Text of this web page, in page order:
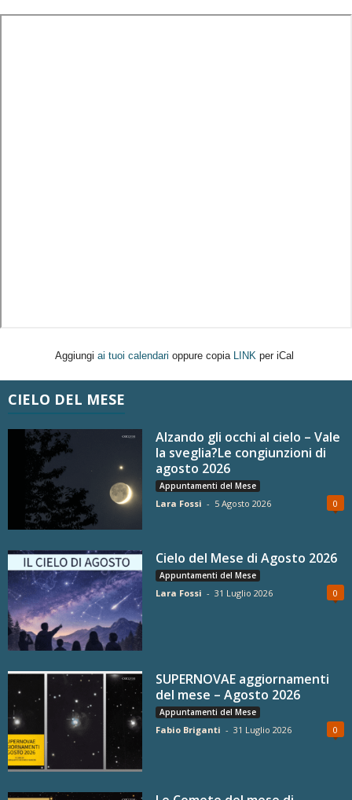
Aggiungi ai tuoi calendari oppure copia LINK per iCal
CIELO DEL MESE
Alzando gli occhi al cielo – Vale
la sveglia?Le congiunzioni di
agosto 2026
Appuntamenti del Mese
Lara Fossi - 5 Agosto 2026 0
Cielo del Mese di Agosto 2026
Appuntamenti del Mese
Lara Fossi - 31 Luglio 2026 0
SUPERNOVAE aggiornamenti
del mese – Agosto 2026
Appuntamenti del Mese
Fabio Briganti - 31 Luglio 2026 0